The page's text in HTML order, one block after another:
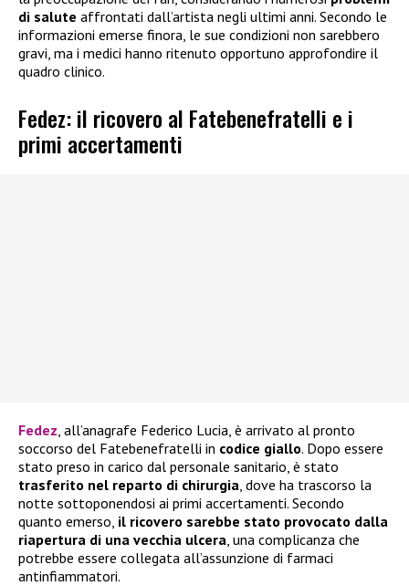
di salute affrontati dall’artista negli ultimi anni. Secondo le
informazioni emerse finora, le sue condizioni non sarebbero
gravi, ma i medici hanno ritenuto opportuno approfondire il
quadro clinico.
Fedez: il ricovero al Fatebenefratelli e i
primi accertamenti
Fedez , all’anagrafe Federico Lucia, è arrivato al pronto
soccorso del Fatebenefratelli in codice giallo. Dopo essere
stato preso in carico dal personale sanitario, è stato
trasferito nel reparto di chirurgia , dove ha trascorso la
notte sottoponendosi ai primi accertamenti. Secondo
quanto emerso, il ricovero sarebbe stato provocato dalla
riapertura di una vecchia ulcera , una complicanza che
potrebbe essere collegata all’assunzione di farmaci
antinfiammatori.